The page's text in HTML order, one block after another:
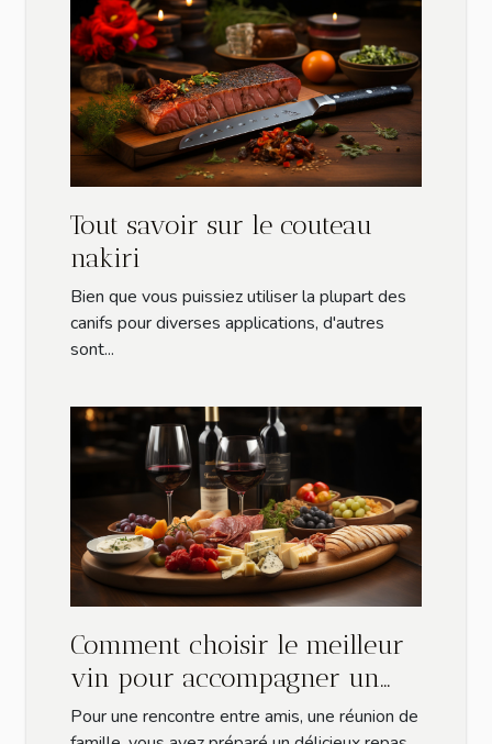
Tout savoir sur le couteau
nakiri
Bien que vous puissiez utiliser la plupart des
canifs pour diverses applications, d'autres
sont...
Comment choisir le meilleur
vin pour accompagner un
repas ?
Pour une rencontre entre amis, une réunion de